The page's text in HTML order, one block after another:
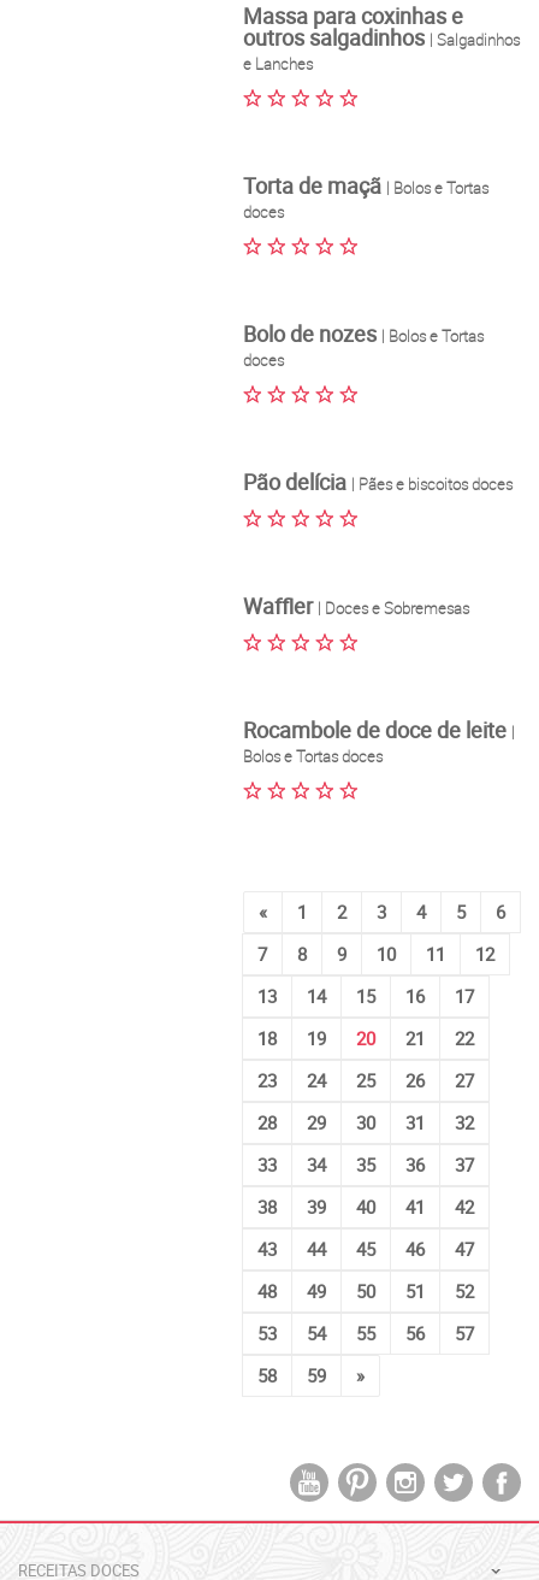
Massa para coxinhas e
outros salgadinhos | Salgadinhos
e Lanches
Torta de maçã | Bolos e Tortas
doces
Bolo de nozes | Bolos e Tortas
doces
Pão delícia | Pães e biscoitos doces
Waffler | Doces e Sobremesas
Rocambole de doce de leite |
Bolos e Tortas doces
« 1 2 3 4 5
6
7
8 9 10 11
12
13
14 15 16
17
18
19 20 21
22
23
24 25 26
27
28
29 30 31
32
33
34 35 36
37
38
39 40 41
42
43
44 45 46
47
48
49 50 51
52
53
54 55 56
57
58
59 »
RECEITAS DOCES